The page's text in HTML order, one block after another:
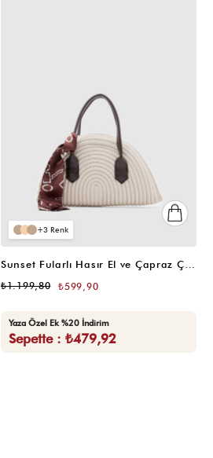
3
₺599,90
₺1.199,80
Yaza Özel Ek %20 İndirim
Sepette : ₺479,92